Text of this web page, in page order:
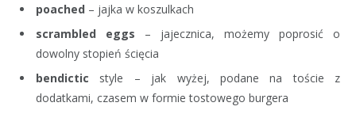
poached – jajka w koszulkach
scrambled eggs – jajecznica, możemy poprosić o
dowolny stopień ścięcia
bendictic style – jak wyżej, podane na toście z
dodatkami, czasem w formie tostowego burgera